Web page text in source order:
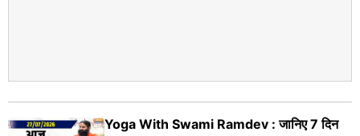
Yoga With Swami Ramdev : जानिए 7 दिन